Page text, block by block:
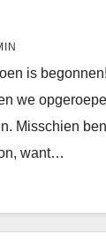
is
we
Misschien
want…